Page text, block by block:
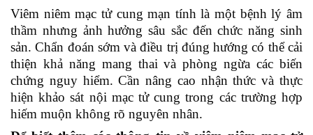
Viêm niêm mạc tử cung mạn tính là một bệnh lý âm
thầm nhưng ảnh hưởng sâu sắc đến chức năng sinh
sản. Chẩn đoán sớm và điều trị đúng hướng có thể cải
thiện khả năng mang thai và phòng ngừa các biến
chứng nguy hiểm. Cần nâng cao nhận thức và thực
hiện khảo sát nội mạc tử cung trong các trường hợp
hiếm muộn không rõ nguyên nhân.